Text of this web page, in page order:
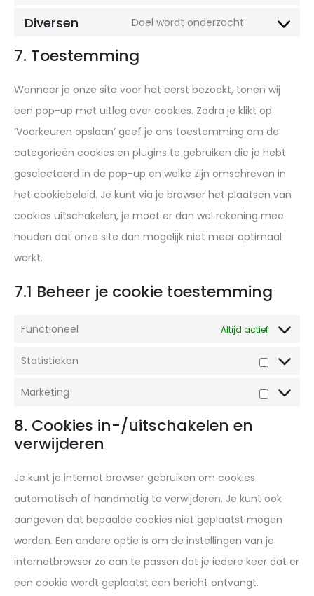
google-
Diversen Doel wordt onderzocht
Consent
diversen
7. Toestemming
Wanneer je onze site voor het eerst bezoekt, tonen wij
een pop-up met uitleg over cookies. Zodra je klikt op
‘Voorkeuren opslaan’ geef je ons toestemming om de
categorieën cookies en plugins te gebruiken die je hebt
geselecteerd in de pop-up en welke zijn omschreven in
het cookiebeleid. Je kunt via je browser het plaatsen van
cookies uitschakelen, je moet er dan wel rekening mee
houden dat onze site dan mogelijk niet meer optimaal
werkt.
7.1 Beheer je cookie toestemming
Functioneel Altijd actief
Statistieken
Marketing
8. Cookies in-/uitschakelen en
verwijderen
Je kunt je internet browser gebruiken om cookies
automatisch of handmatig te verwijderen. Je kunt ook
aangeven dat bepaalde cookies niet geplaatst mogen
worden. Een andere optie is om de instellingen van je
internetbrowser zo aan te passen dat je iedere keer dat er
een cookie wordt geplaatst een bericht ontvangt.